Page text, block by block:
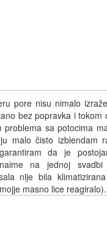
pore nisu nimalo
bez popravka i tokom
problema sa potocima
malo čisto izblendam
da je
na jednoj
nije bila
masno lice reagiralo).